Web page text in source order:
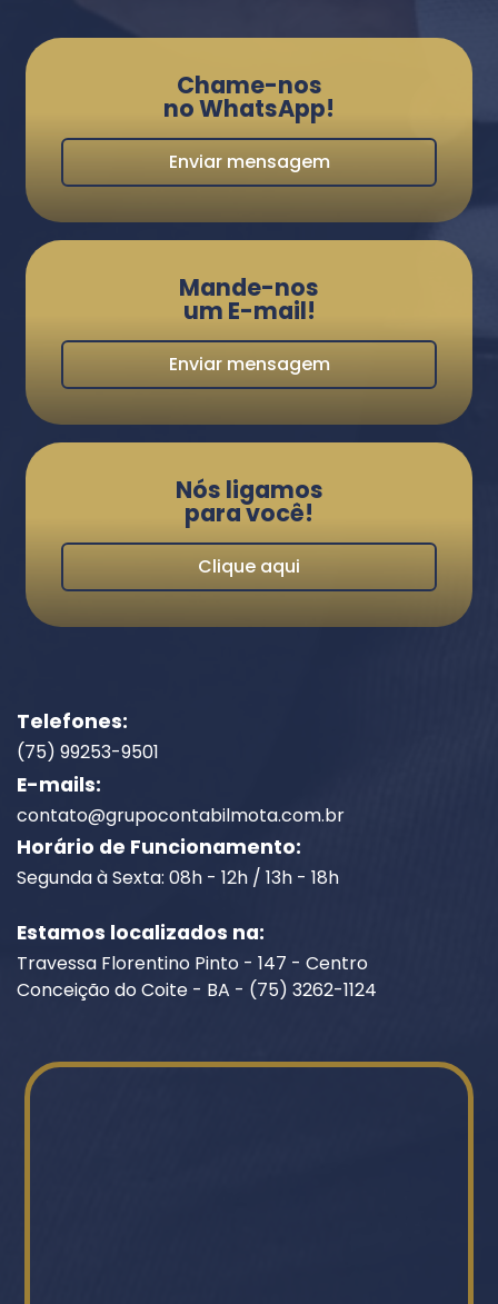
Chame-nos
no WhatsApp!
Enviar mensagem
Mande-nos
um E-mail!
Enviar mensagem
Nós ligamos
para você!
Clique aqui
Telefones:
(75) 99253-9501
E-mails:
contato@grupocontabilmota.com.br
Horário de Funcionamento:
Segunda à Sexta: 08h - 12h / 13h - 18h
Estamos localizados na:
Travessa Florentino Pinto - 147 - Centro
Conceição do Coite - BA - (75) 3262-1124